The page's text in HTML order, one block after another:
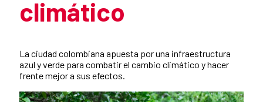
climático
La ciudad colombiana apuesta por una infraestructura
azul y verde para combatir el cambio climático y hacer
frente mejor a sus efectos.